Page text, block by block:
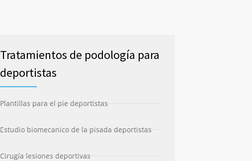
Tratamientos de podología para
deportistas
Plantillas para el pie deportistas
Estudio biomecanico de la pisada deportistas
Cirugía lesiones deportivas